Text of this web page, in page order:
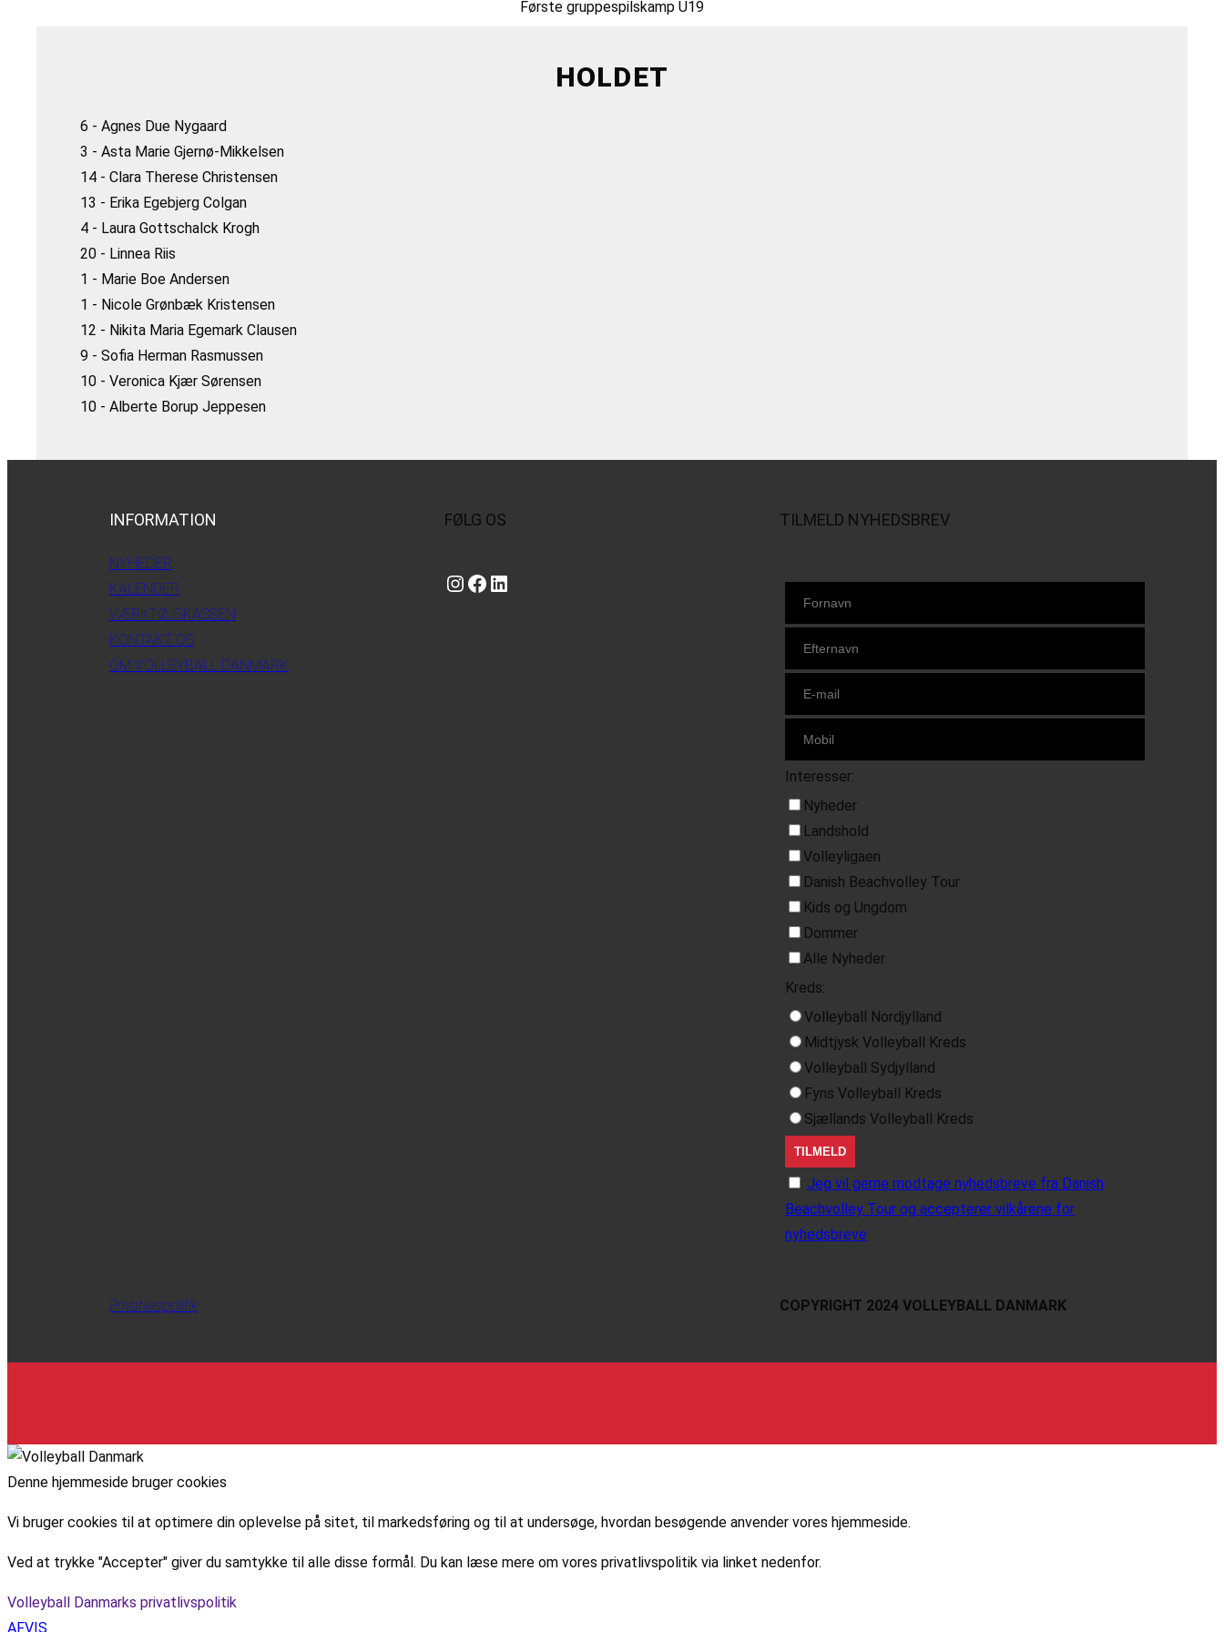
Første gruppespilskamp U19
HOLDET
6 - Agnes Due Nygaard
3 - Asta Marie Gjernø-Mikkelsen
14 - Clara Therese Christensen
13 - Erika Egebjerg Colgan
4 - Laura Gottschalck Krogh
20 - Linnea Riis
1 - Marie Boe Andersen
1 - Nicole Grønbæk Kristensen
12 - Nikita Maria Egemark Clausen
9 - Sofia Herman Rasmussen
10 - Veronica Kjær Sørensen
10 - Alberte Borup Jeppesen
INFORMATION
NYHEDER
KALENDER
VÆRKTØJSKASSEN
KONTAKT OS
OM VOLLEYBALL DANMARK
FØLG OS
Instagram https://www.facebook.com/danishbeachvolleytour LinkedIn
TILMELD NYHEDSBREV
Interesser:
Nyheder
Landshold
Volleyligaen
Danish Beachvolley Tour
Kids og Ungdom
Dommer
Alle Nyheder
Kreds:
Volleyball Nordjylland
Midtjysk Volleyball Kreds
Volleyball Sydjylland
Fyns Volleyball Kreds
Sjællands Volleyball Kreds
Jeg vil gerne modtage nyhedsbreve fra Danish
Beachvolley Tour og accepterer vilkårene for
nyhedsbreve
Privatlivspolitik COPYRIGHT 2024 VOLLEYBALL DANMARK
Denne hjemmeside bruger cookies
Vi bruger cookies til at optimere din oplevelse på sitet, til markedsføring og til at undersøge, hvordan besøgende anvender vores hjemmeside.
Ved at trykke "Accepter" giver du samtykke til alle disse formål. Du kan læse mere om vores privatlivspolitik via linket nedenfor.
Volleyball Danmarks privatlivspolitik
AFVIS